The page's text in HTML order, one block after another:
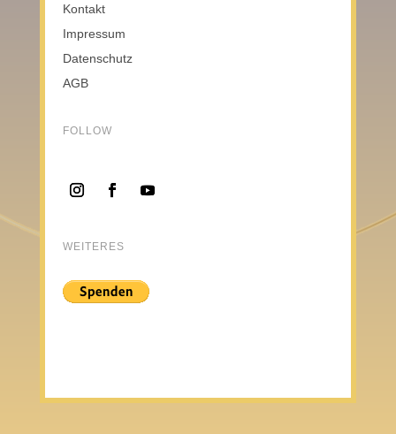
Kontakt
Impressum
Datenschutz
AGB
FOLLOW
WEITERES